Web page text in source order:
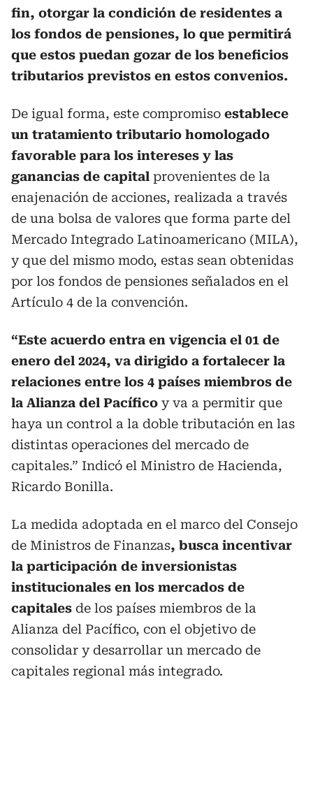
fin, otorgar la condición de residentes a
los fondos de pensiones, lo que permitirá
que estos puedan gozar de los beneficios
tributarios previstos en estos convenios.
De igual forma, este compromiso establece
un tratamiento tributario homologado
favorable para los intereses y las
ganancias de capital provenientes de la
enajenación de acciones, realizada a través
de una bolsa de valores que forma parte del
Mercado Integrado Latinoamericano (MILA),
y que del mismo modo, estas sean obtenidas
por los fondos de pensiones señalados en el
Artículo 4 de la convención.
“Este acuerdo entra en vigencia el 01 de
enero del 2024, va dirigido a fortalecer la
relaciones entre los 4 países miembros de
la Alianza del Pacífico y va a permitir que
haya un control a la doble tributación en las
distintas operaciones del mercado de
capitales.” Indicó el Ministro de Hacienda,
Ricardo Bonilla.
La medida adoptada en el marco del Consejo
de Ministros de Finanzas, busca incentivar
la participación de inversionistas
institucionales en los mercados de
capitales de los países miembros de la
Alianza del Pacífico, con el objetivo de
consolidar y desarrollar un mercado de
capitales regional más integrado.